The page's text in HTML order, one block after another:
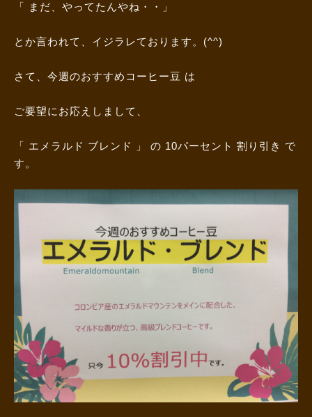
「 まだ、やってたんやね・・」
とか言われて、イジラレております。(^^)
さて、今週のおすすめコーヒー豆 は
ご要望にお応えしまして、
「 エメラルド ブレンド 」 の 10パーセント 割り引き で
す。